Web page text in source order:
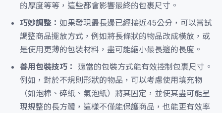
的厚度等等，這些都會影響最終的包裹尺寸。
巧妙調整： 如果發現最長邊已經接近45公分，可以嘗試
調整商品擺放方式，例如將長條狀的物品改成橫放，或
是使用更薄的包裝材料，盡可能縮小最長邊的長度。
善用包裝技巧：
適當的包裝方式能有效控制包裹尺寸。
例如，對於不規則形狀的物品，可以考慮使用填充物
（如泡棉、碎紙、氣泡紙）將其固定，並使其盡可能呈
現規整的長方體，這樣不僅能保護商品，也能更有效率